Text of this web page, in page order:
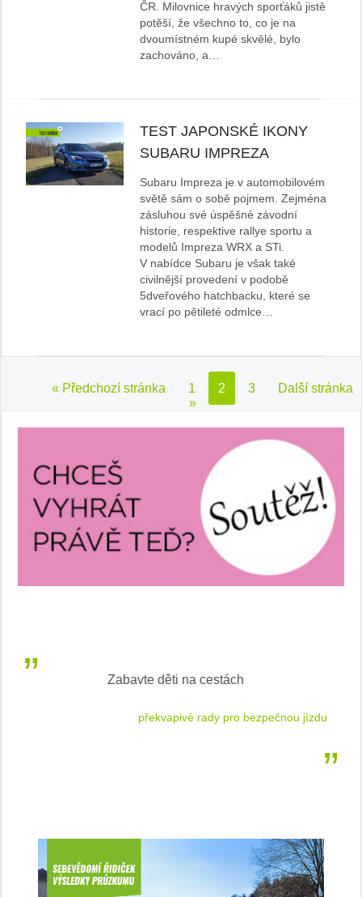
ČR. Milovnice hravých sporťáků jistě
potěší, že všechno to, co je na
dvoumístném kupé skvělé, bylo
zachováno, a…
TEST JAPONSKÉ IKONY
SUBARU IMPREZA
Subaru Impreza je v automobilovém
světě sám o sobě pojmem. Zejména
zásluhou své úspěšné závodní
historie, respektive rallye sportu a
modelů Impreza WRX a STi.
V nabídce Subaru je však také
civilnější provedení v podobě
5dveřového hatchbacku, které se
vrací po pětileté odmlce…
« Předchozí stránka 1 2 3
Další stránka
»
V roli jezdkyně rallycrossu
rozhovor se Štěpánkou Mottlovou